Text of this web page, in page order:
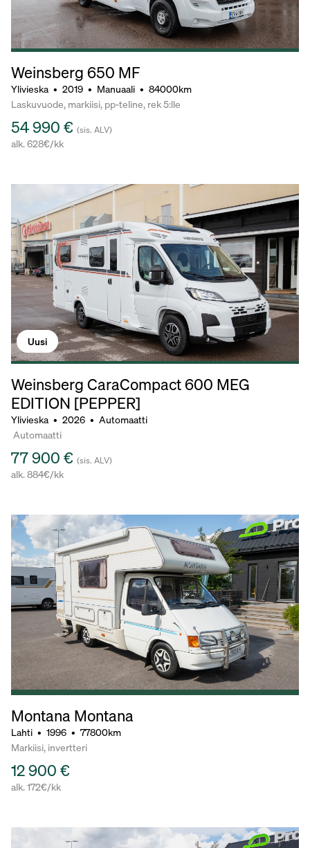
Weinsberg 650 MF
Ylivieska • 2019 • Manuaali • 84000km
Laskuvuode, markiisi, pp-teline, rek 5:lle
54 990 € (sis. ALV)
alk. 628€/kk
Uusi
Weinsberg CaraCompact 600 MEG
EDITION [PEPPER]
Ylivieska • 2026 • Automaatti
Automaatti
77 900 € (sis. ALV)
alk. 884€/kk
Montana Montana
Lahti • 1996 • 77800km
Markiisi, invertteri
12 900 €
alk. 172€/kk